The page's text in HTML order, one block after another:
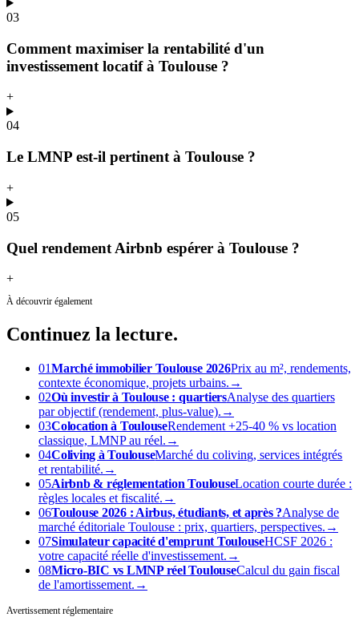
03
Comment maximiser la rentabilité d'un
investissement locatif à Toulouse ?
+
04
Le LMNP est-il pertinent à Toulouse ?
+
05
Quel rendement Airbnb espérer à Toulouse ?
+
À découvrir également
Continuez la lecture.
01Marché immobilier Toulouse 2026Prix au m², rendements,
contexte économique, projets urbains. →
02Où investir à Toulouse : quartiersAnalyse des quartiers
par objectif (rendement, plus-value). →
03Colocation à ToulouseRendement +25-40 % vs location
classique, LMNP au réel. →
04Coliving à ToulouseMarché du coliving, services intégrés
et rentabilité. →
05Airbnb & réglementation ToulouseLocation courte durée :
règles locales et fiscalité. →
06Toulouse 2026 : Airbus, étudiants, et après ?Analyse de
marché éditoriale Toulouse : prix, quartiers, perspectives. →
07Simulateur capacité d'emprunt ToulouseHCSF 2026 :
votre capacité réelle d'investissement. →
08Micro-BIC vs LMNP réel ToulouseCalcul du gain fiscal
de l'amortissement. →
Avertissement réglementaire